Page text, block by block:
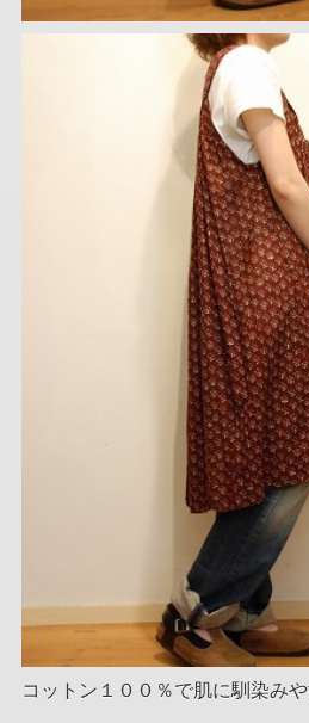
コットン１００％で肌に馴染み